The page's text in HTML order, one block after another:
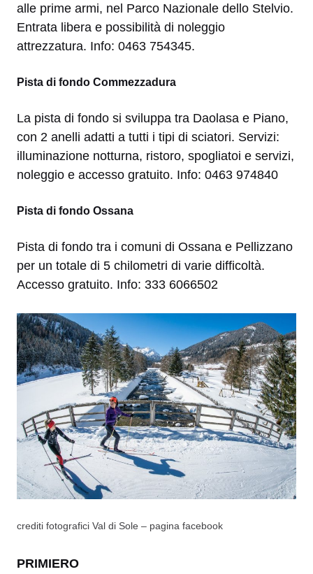
alle prime armi, nel Parco Nazionale dello Stelvio.
Entrata libera e possibilità di noleggio
attrezzatura. Info: 0463 754345.
Pista di fondo Commezzadura
La pista di fondo si sviluppa tra Daolasa e Piano,
con 2 anelli adatti a tutti i tipi di sciatori. Servizi:
illuminazione notturna, ristoro, spogliatoi e servizi,
noleggio e accesso gratuito. Info: 0463 974840
Pista di fondo Ossana
Pista di fondo tra i comuni di Ossana e Pellizzano
per un totale di 5 chilometri di varie difficoltà.
Accesso gratuito. Info: 333 6066502
crediti fotografici Val di Sole – pagina facebook
PRIMIERO